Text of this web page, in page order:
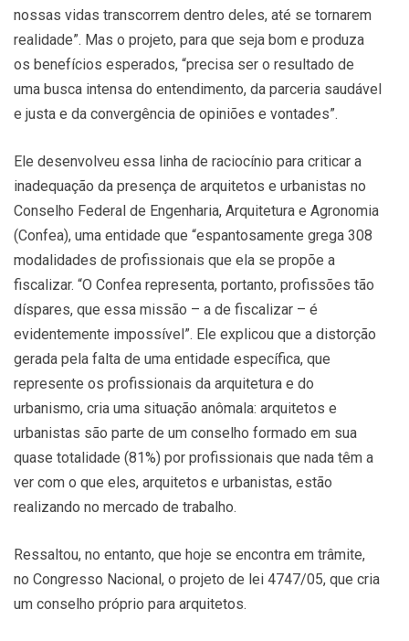
nossas vidas transcorrem dentro deles, até se tornarem
realidade”. Mas o projeto, para que seja bom e produza
os benefícios esperados, “precisa ser o resultado de
uma busca intensa do entendimento, da parceria saudável
e justa e da convergência de opiniões e vontades”.
Ele desenvolveu essa linha de raciocínio para criticar a
inadequação da presença de arquitetos e urbanistas no
Conselho Federal de Engenharia, Arquitetura e Agronomia
(Confea), uma entidade que “espantosamente grega 308
modalidades de profissionais que ela se propõe a
fiscalizar. “O Confea representa, portanto, profissões tão
díspares, que essa missão – a de fiscalizar – é
evidentemente impossível”. Ele explicou que a distorção
gerada pela falta de uma entidade específica, que
represente os profissionais da arquitetura e do
urbanismo, cria uma situação anômala: arquitetos e
urbanistas são parte de um conselho formado em sua
quase totalidade (81%) por profissionais que nada têm a
ver com o que eles, arquitetos e urbanistas, estão
realizando no mercado de trabalho.
Ressaltou, no entanto, que hoje se encontra em trâmite,
no Congresso Nacional, o projeto de lei 4747/05, que cria
um conselho próprio para arquitetos.